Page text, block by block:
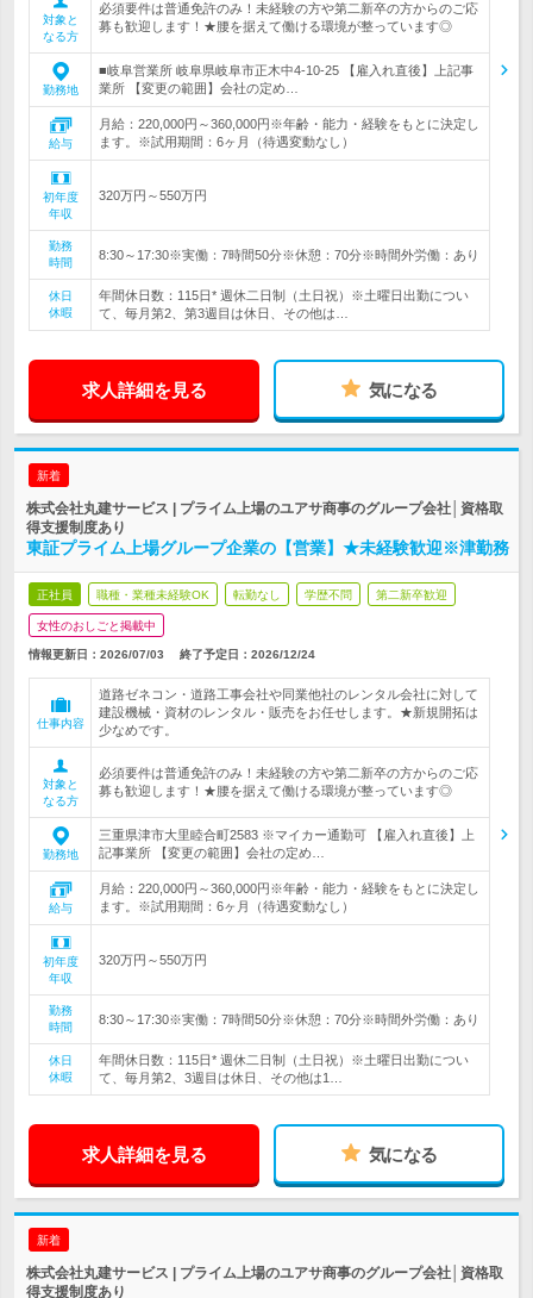
対象と
なる方
必須要件は普通免許のみ！未経験の方や第二新卒の方からのご応
募も歓迎します！★腰を据えて働ける環境が整っています◎
勤務地
■岐阜営業所 岐阜県岐阜市正木中4-10-25 【雇入れ直後】上記事
業所 【変更の範囲】会社の定め…
給与
月給：220,000円～360,000円※年齢・能力・経験をもとに決定し
ます。※試用期間：6ヶ月（待遇変動なし）
初年度
年収
320万円～550万円
勤務
時間
8:30～17:30※実働：7時間50分※休憩：70分※時間外労働：あり
休日
休暇
年間休日数：115日* 週休二日制（土日祝）※土曜日出勤につい
て、毎月第2、第3週目は休日、その他は…
求人詳細を見る 気になる
新着
株式会社丸建サービス | プライム上場のユアサ商事のグループ会社│資格取
得支援制度あり
東証プライム上場グループ企業の【営業】★未経験歓迎※津勤務
正社員 職種・業種未経験OK 転勤なし 学歴不問 第二新卒歓迎
女性のおしごと掲載中
情報更新日：2026/07/03 終了予定日： 2026/12/24
仕事内容
道路ゼネコン・道路工事会社や同業他社のレンタル会社に対して
建設機械・資材のレンタル・販売をお任せします。★新規開拓は
少なめです。
対象と
なる方
必須要件は普通免許のみ！未経験の方や第二新卒の方からのご応
募も歓迎します！★腰を据えて働ける環境が整っています◎
勤務地
三重県津市大里睦合町2583 ※マイカー通勤可 【雇入れ直後】上
記事業所 【変更の範囲】会社の定め…
給与
月給：220,000円～360,000円※年齢・能力・経験をもとに決定し
ます。※試用期間：6ヶ月（待遇変動なし）
初年度
年収
320万円～550万円
勤務
時間
8:30～17:30※実働：7時間50分※休憩：70分※時間外労働：あり
休日
休暇
年間休日数：115日* 週休二日制（土日祝）※土曜日出勤につい
て、毎月第2、3週目は休日、その他は1…
求人詳細を見る 気になる
新着
株式会社丸建サービス | プライム上場のユアサ商事のグループ会社│資格取
得支援制度あり